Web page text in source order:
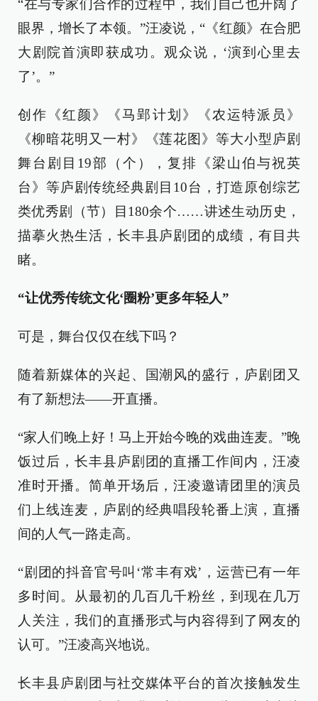
“在与专家们合作的过程中，我们自己也开阔了
眼界，增长了本领。”汪凌说，“《红颜》在合肥
大剧院首演即获成功。观众说，‘演到心里去
了’。”
创作《红颜》《马郢计划》《农运特派员》
《柳暗花明又一村》《莲花图》等大小型庐剧
舞台剧目19部（个），复排《梁山伯与祝英
台》等庐剧传统经典剧目10台，打造原创综艺
类优秀剧（节）目180余个……讲述生动历史，
描摹火热生活，长丰县庐剧团的成绩，有目共
睹。
“让优秀传统文化‘圈粉’更多年轻人”
可是，舞台仅仅在线下吗？
随着新媒体的兴起、国潮风的盛行，庐剧团又
有了新想法——开直播。
“家人们晚上好！马上开始今晚的戏曲连麦。”晚
饭过后，长丰县庐剧团的直播工作间内，汪凌
准时开播。简单开场后，汪凌邀请团里的演员
们上线连麦，庐剧的经典唱段轮番上演，直播
间的人气一路走高。
“剧团的抖音官号叫‘常丰有戏’，运营已有一年
多时间。从最初的几百几千粉丝，到现在几万
人关注，我们的直播形式与内容得到了网友的
认可。”汪凌高兴地说。
长丰县庐剧团与社交媒体平台的首次接触发生